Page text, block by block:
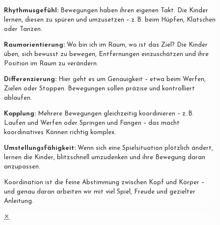
Rhythmusgefühl: Bewegungen haben ihren eigenen Takt. Die Kinder
lernen, diesen zu spüren und umzusetzen – z. B. beim Hüpfen, Klatschen
oder Tanzen.
Raumorientierung: Wo bin ich im Raum, wo ist das Ziel? Die Kinder
üben, sich bewusst zu bewegen, Entfernungen einzuschätzen und ihre
Position im Raum zu verändern.
Differenzierung: Hier geht es um Genauigkeit – etwa beim Werfen,
Zielen oder Stoppen. Bewegungen sollen präzise und kontrolliert
ablaufen.
Kopplung: Mehrere Bewegungen gleichzeitig koordinieren – z. B.
Laufen und Werfen oder Springen und Fangen – das macht
koordinatives Können richtig komplex.
Umstellungsfähigkeit: Wenn sich eine Spielsituation plötzlich ändert,
lernen die Kinder, blitzschnell umzudenken und ihre Bewegung daran
anzupassen.
Koordination ist die feine Abstimmung zwischen Kopf und Körper –
und genau daran arbeiten wir mit viel Spiel, Freude und gezielter
Anleitung.
✕